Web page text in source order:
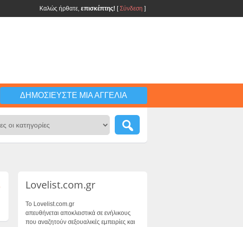
Καλώς ήρθατε, επισκέπτης! [Σύνδεση ]
ΔΗΜΟΣΙΕΎΣΤΕ ΜΙΑ ΑΓΓΕΛΊΑ
Lovelist.com.gr
Το Lovelist.com.gr
απευθήνεται αποκλειστικά σε ενήλικους
που αναζητούν σεξουαλικές εμπειρίες και